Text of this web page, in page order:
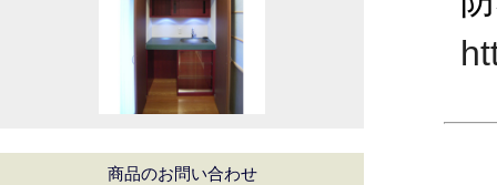
商品のお問い合わせ